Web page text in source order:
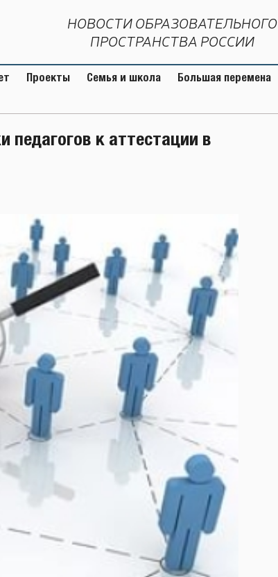
НОВОСТИ ОБРАЗОВАТЕЛЬНОГО
ПРОСТРАНСТВА РОССИИ
Проекты Семья и школа Большая перемена
педагогов к аттестации в